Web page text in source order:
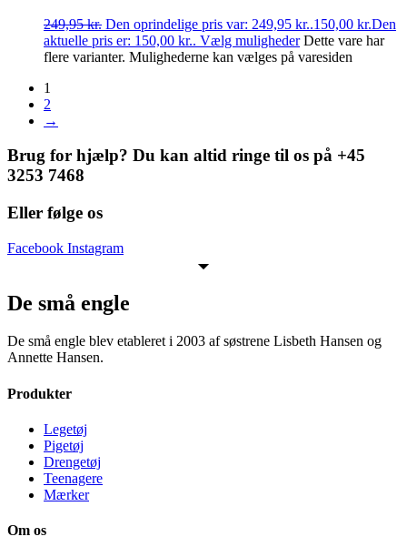
249,95kr. Den oprindelige pris var: 249,95 kr..150,00 kr.Den
aktuelle pris er: 150,00 kr.. Vælg muligheder Dette vare har
flere varianter. Mulighederne kan vælges på varesiden
1
2
→
Brug for hjælp? Du kan altid ringe til os på +45
3253 7468
Eller følge os
Facebook Instagram
De små engle
De små engle blev etableret i 2003 af søstrene Lisbeth Hansen og
Annette Hansen.
Produkter
Legetøj
Pigetøj
Drengetøj
Teenagere
Mærker
Om os